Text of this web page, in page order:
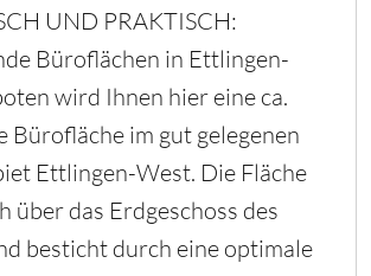
UND PRAKTISCH:
Büroflächen in Ettlingen-
wird Ihnen hier eine ca.
Bürofläche im gut gelegenen
Ettlingen-West. Die Fläche
über das Erdgeschoss des
besticht durch eine optimale